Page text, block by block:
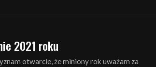
2021 roku
otwarcie, że miniony rok uważam za